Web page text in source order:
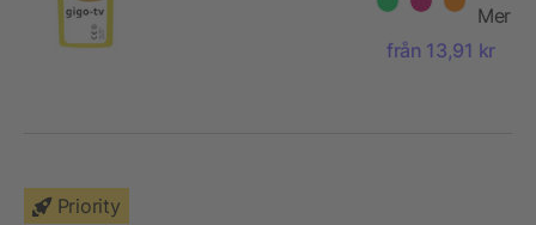
Mer
från 13,91 kr
Priority